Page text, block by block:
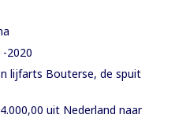
2020
lijfarts Bouterse, de spuit
uit Nederland naar